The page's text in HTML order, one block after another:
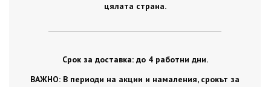
цялата страна.
Срок за доставка: до 4 работни дни.
ВАЖНО: В периоди на акции и намаления, срокът за